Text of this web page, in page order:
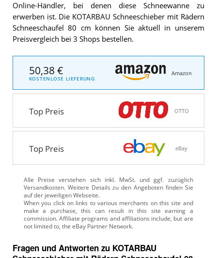
Online-Händler, bei denen diese Schneewanne zu
erwerben ist. Die KOTARBAU Schneeschieber mit Rädern
Schneeschaufel 80 cm können Sie aktuell in unserem
Preisvergleich bei 3 Shops bestellen.
50,38 €
KOSTENLOSE LIEFERUNG
Amazon
Top Preis OTTO
Top Preis eBay
Alle Preise verstehen sich inkl. MwSt. und ggf. zuzüglich
Versandkosten. Weitere Details zu den Angeboten finden Sie
auf der jeweiligen Webseite.
Fragen und Antworten zu KOTARBAU